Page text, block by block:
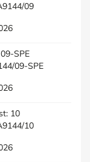
09
SPE
09-SPE
10
10